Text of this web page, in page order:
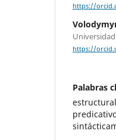
https://
https://
Palabras